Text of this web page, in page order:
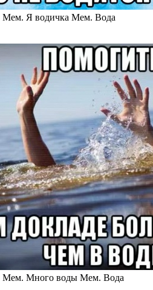
Я водичка Мем. Вода
Мем. Много воды Мем. Вода